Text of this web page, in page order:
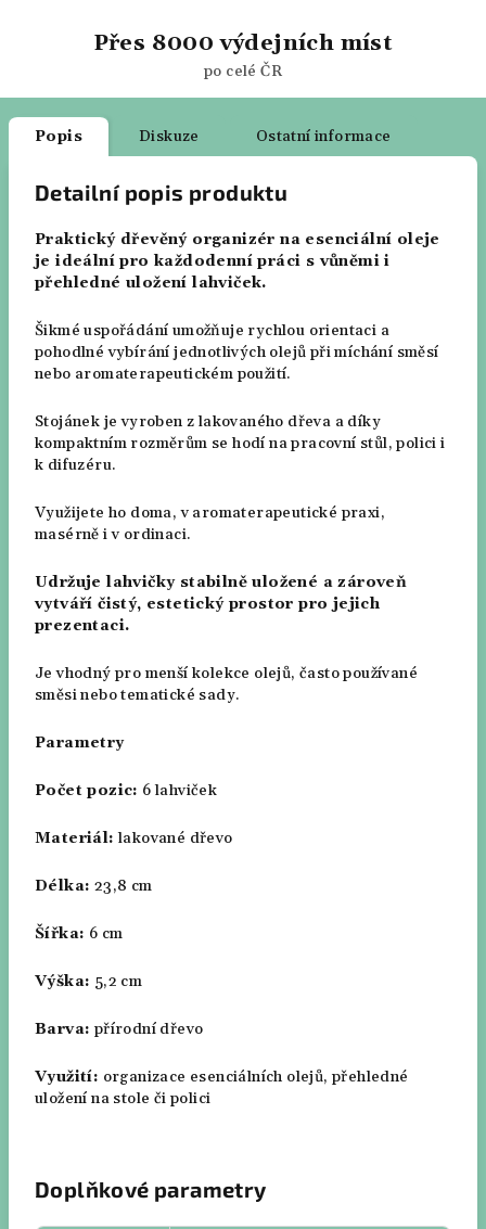
Přes 8000 výdejních míst
po celé ČR
Popis Diskuze Ostatní informace
Detailní popis produktu
Praktický dřevěný organizér na esenciální oleje
je ideální pro každodenní práci s vůněmi i
přehledné uložení lahviček.
Šikmé uspořádání umožňuje rychlou orientaci a
pohodlné vybírání jednotlivých olejů při míchání směsí
nebo aromaterapeutickém použití.
Stojánek je vyroben z lakovaného dřeva a díky
kompaktním rozměrům se hodí na pracovní stůl, polici i
k difuzéru.
Využijete ho doma, v aromaterapeutické praxi,
masérně i v ordinaci.
Udržuje lahvičky stabilně uložené a zároveň
vytváří čistý, estetický prostor pro jejich
prezentaci.
Je vhodný pro menší kolekce olejů, často používané
směsi nebo tematické sady.
Parametry
Počet pozic: 6 lahviček
Materiál: lakované dřevo
Délka: 23,8 cm
Šířka: 6 cm
Výška: 5,2 cm
Barva: přírodní dřevo
Využití: organizace esenciálních olejů, přehledné
uložení na stole či polici
Doplňkové parametry